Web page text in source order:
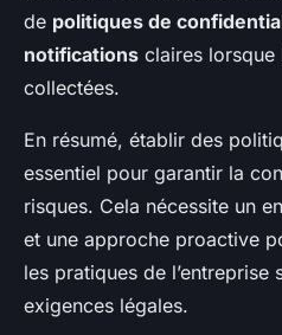
de politiques de
notifications claires lorsque
collectées.
En résumé, établir des
essentiel pour garantir la
risques. Cela nécessite un
et une approche proactive
les pratiques de l’entreprise
exigences légales.